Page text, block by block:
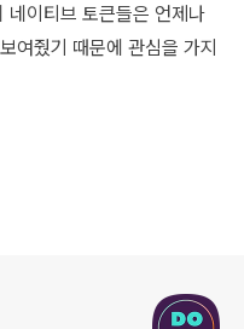
네이티브 토큰들은 언제나
여줬기 때문에 관심을 가지